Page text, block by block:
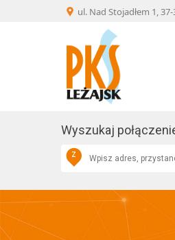
ul. Nad Stojadłem 1,
Wyszukaj
Z